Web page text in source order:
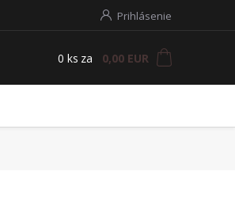
Prihlásenie
0 ks za 0,00 EUR